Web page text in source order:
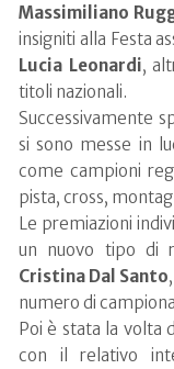
Massimiliano
insigniti alla Festa
Lucia Leonardi,
titoli nazionali.
Successivamente
si sono messe in
come campioni
pista, cross,
Le premiazioni
un nuovo tipo di
Cristina Dal Santo
numero di
Poi è stata la volta
con il relativo